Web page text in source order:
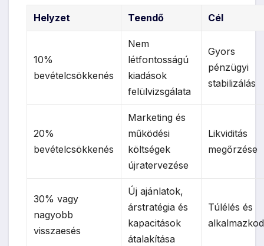
Helyzet Teendő Cél
10%
bevételcsökkenés
Nem
létfontosságú
kiadások
felülvizsgálata
Gyors
pénzügyi
stabilizálás
20%
bevételcsökkenés
Marketing és
működési
költségek
újratervezése
Likviditás
megőrzése
30% vagy
nagyobb
visszaesés
Új ajánlatok,
árstratégia és
kapacitások
átalakítása
Túlélés és